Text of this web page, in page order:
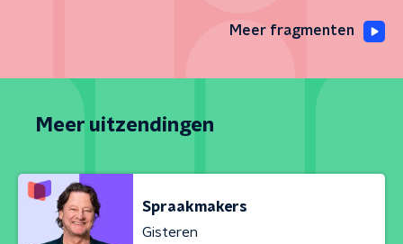
Meer fragmenten
Meer uitzendingen
Spraakmakers
Gisteren